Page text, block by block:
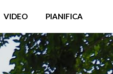
VIDEO PIANIFICA